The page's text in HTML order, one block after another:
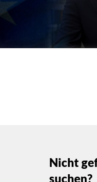
Nicht
suchen?